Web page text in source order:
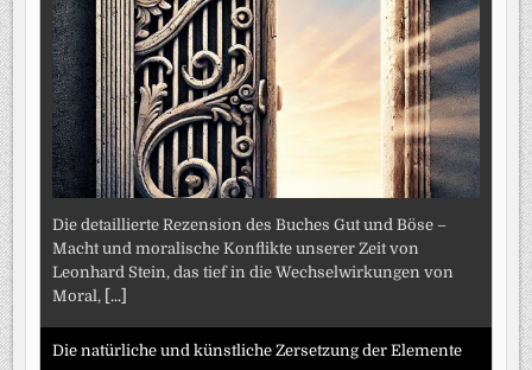
Die detaillierte Rezension des Buches Gut und Böse –
Macht und moralische Konflikte unserer Zeit von
Leonhard Stein, das tief in die Wechselwirkungen von
Moral, [...]
Die natürliche und künstliche Zersetzung der Elemente